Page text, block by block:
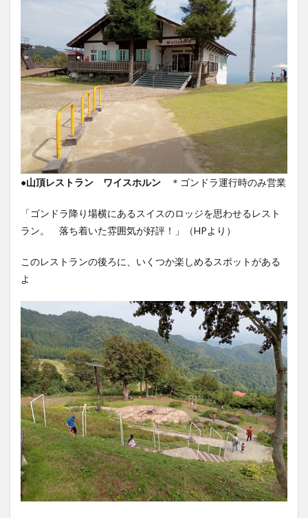
●山頂レストラン ワイスホルン ＊ゴンドラ運行時のみ営業
「ゴンドラ降り場横にあるスイスのロッジを思わせるレスト
ラン。
落ち着いた雰囲気が好評！」（HPより）
このレストランの後ろに、いくつか楽しめるスポットがある
よ